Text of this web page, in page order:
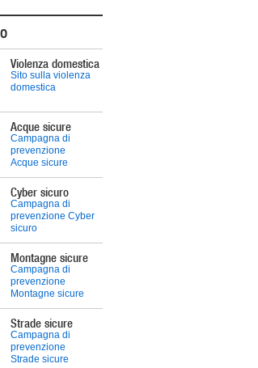
Violenza domestica
Sito sulla violenza
domestica
Acque sicure
Campagna di
prevenzione
Acque sicure
Cyber sicuro
Campagna di
prevenzione Cyber
sicuro
Montagne sicure
Campagna di
prevenzione
Montagne sicure
Strade sicure
Campagna di
prevenzione
Strade sicure